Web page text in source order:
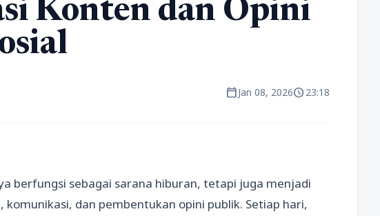
Konten dan Opini
calendar_todayJan 08, 2026schedule23:18
berfungsi sebagai sarana hiburan, tetapi juga menjadi
dan pembentukan opini publik. Setiap hari,